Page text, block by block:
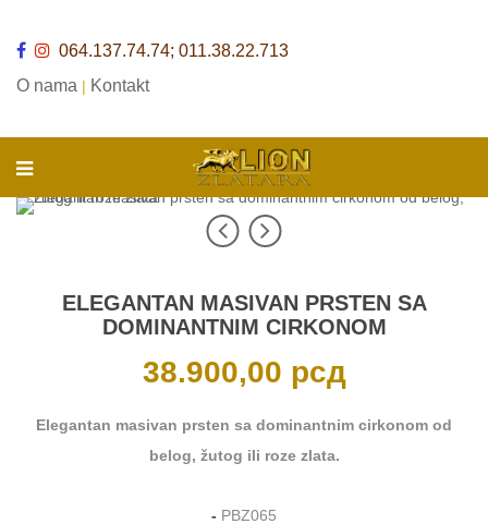
064.137.74.74; 011.38.22.713
O nama | Kontakt
ELEGANTAN MASIVAN PRSTEN SA
DOMINANTNIM CIRKONOM
38.900,00 рсд
Elegantan masivan prsten sa dominantnim cirkonom od
belog, žutog ili roze zlata.
- PBZ065